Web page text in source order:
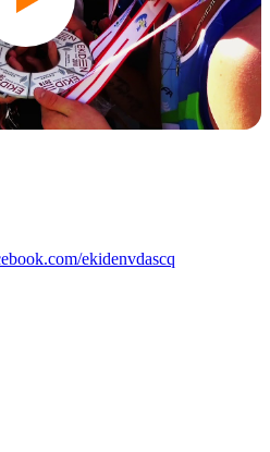
ekidenvdascq